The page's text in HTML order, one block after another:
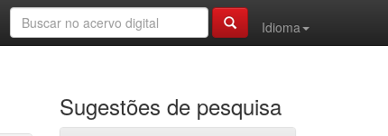
Idioma
Sugestões de pesquisa